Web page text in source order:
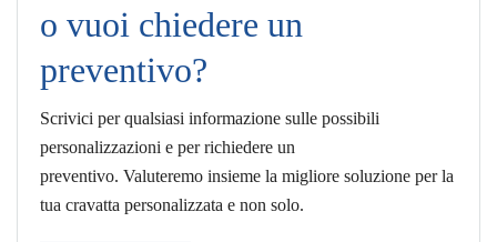
o vuoi chiedere un
preventivo?
Scrivici per qualsiasi informazione sulle possibili
personalizzazioni e per richiedere un
preventivo. Valuteremo insieme la migliore soluzione per la
tua cravatta personalizzata e non solo.